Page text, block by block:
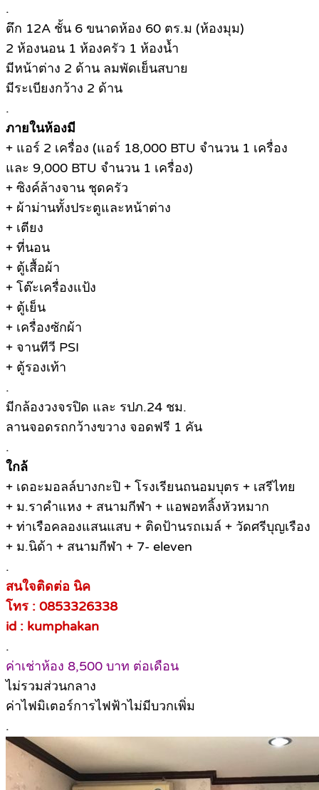
.
ตึก 12A ชั้น 6 ขนาดห้อง 60 ตร.ม (ห้องมุม)
2 ห้องนอน 1 ห้องครัว 1 ห้องน้ำ
มีหน้าต่าง 2 ด้าน ลมพัดเย็นสบาย
มีระเบียงกว้าง 2 ด้าน
.
ภายในห้องมี
+ แอร์ 2 เครื่อง (แอร์ 18,000 BTU จำนวน 1 เครื่อง
และ 9,000 BTU จำนวน 1 เครื่อง)
+ ซิงค์ล้างจาน ชุดครัว
+ ผ้าม่านทั้งประตูและหน้าต่าง
+ เตียง
+ ที่นอน
+ ตู้เสื้อผ้า
+ โต๊ะเครื่องแป้ง
+ ตู้เย็น
+ เครื่องซักผ้า
+ จานทีวี PSI
+ ตู้รองเท้า
.
มีกล้องวงจรปิด และ รปภ.24 ชม.
ลานจอดรถกว้างขวาง จอดฟรี 1 คัน
.
ใกล้
+ เดอะมอลล์บางกะปิ + โรงเรียนถนอมบุตร + เสรีไทย
+ ม.ราคำแหง + สนามกีฬา + แอพอทลิ้งหัวหมาก
+ ท่าเรือคลองแสนแสบ + ติดป้านรถเมล์ + วัดศรีบุญเรือง
+ ม.นิด้า + สนามกีฬา + 7- eleven
.
สนใจติดต่อ นิค
โทร : 0853326338
id : kumphakan
.
ค่าเช่าห้อง 8,500 บาท ต่อเดือน
ไม่รวมส่วนกลาง
ค่าไฟมิเตอร์การไฟฟ้าไม่มีบวกเพิ่ม
.